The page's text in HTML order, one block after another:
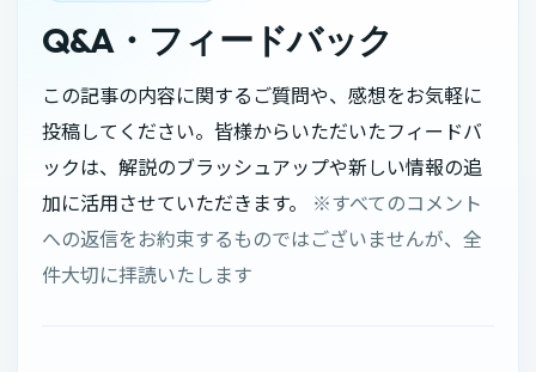
Q&A・フィードバック
この記事の内容に関するご質問や、感想をお気軽に
投稿してください。皆様からいただいたフィードバ
ックは、解説のブラッシュアップや新しい情報の追
加に活用させていただきます。 ※すべてのコメント
への返信をお約束するものではございませんが、全
件大切に拝読いたします